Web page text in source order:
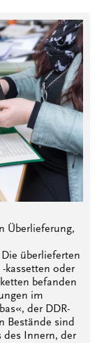
Überlieferung,
überlieferten
kassetten oder
befanden
im
der DDR-
Bestände sind
Innern, der